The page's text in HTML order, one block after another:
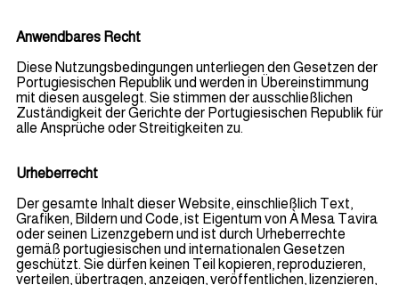
Anwendbares Recht
Diese Nutzungsbedingungen unterliegen den Gesetzen der
Portugiesischen Republik und werden in Übereinstimmung
mit diesen ausgelegt. Sie stimmen der ausschließlichen
Zuständigkeit der Gerichte der Portugiesischen Republik für
alle Ansprüche oder Streitigkeiten zu.
Urheberrecht
Der gesamte Inhalt dieser Website, einschließlich Text,
Grafiken, Bildern und Code, ist Eigentum von À Mesa Tavira
oder seinen Lizenzgebern und ist durch Urheberrechte
gemäß portugiesischen und internationalen Gesetzen
geschützt. Sie dürfen keinen Teil kopieren, reproduzieren,
verteilen, übertragen, anzeigen, veröffentlichen, lizenzieren,